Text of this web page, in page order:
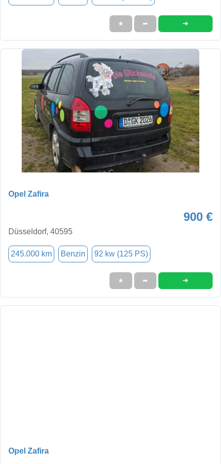
★ ➦ ➜
Opel Zafira
900 €
Düsseldorf, 40595
245.000 km Benzin 92 kw (125 PS)
★ ➦ ➜
Opel Zafira